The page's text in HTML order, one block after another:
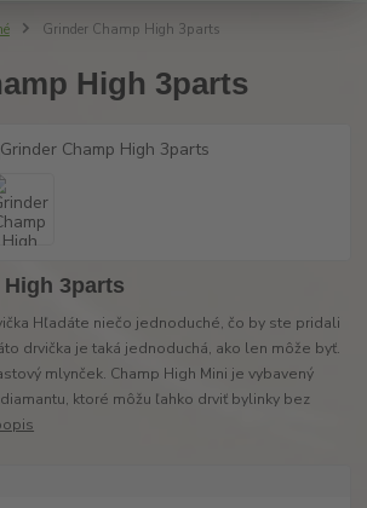
Grinder Champ High 3parts
High 3parts
3parts
Hľadáte niečo jednoduché, čo by ste pridali
drvička je taká jednoduchá, ako len môže byť.
mlynček. Champ High Mini je vybavený
ktoré môžu ľahko drviť bylinky bez